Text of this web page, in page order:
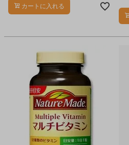
カートに入れる